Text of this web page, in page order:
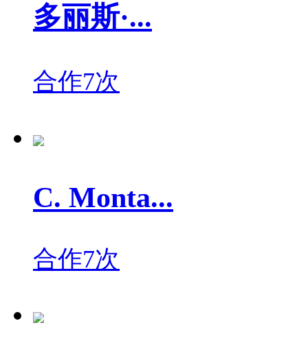
多丽斯·...
合作7次
C. Monta...
合作7次